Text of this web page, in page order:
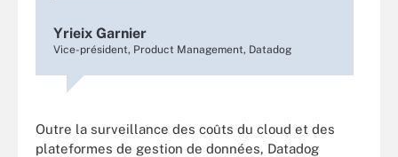
Yrieix Garnier
Vice-président, Product Management, Datadog
Outre la surveillance des coûts du cloud et des
plateformes de gestion de données, Datadog